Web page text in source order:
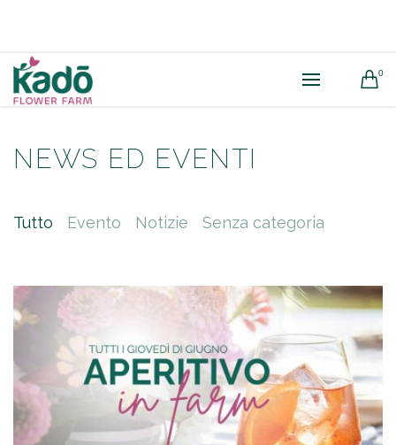
0
NEWS ED EVENTI
Tutto Evento Notizie Senza categoria